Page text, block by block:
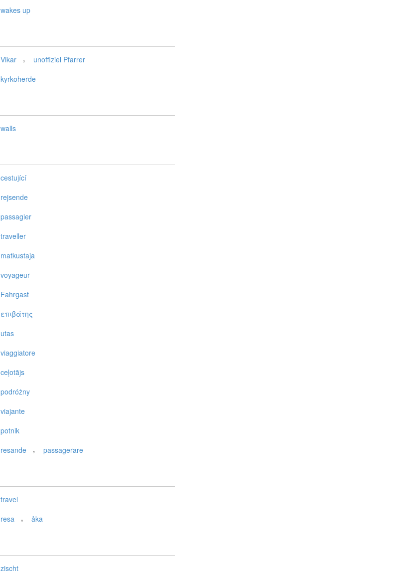
wakes up
Vikar , unoffiziel Pfarrer
kyrkoherde
walls
cestující
rejsende
passagier
traveller
matkustaja
voyageur
Fahrgast
επιβάτης
utas
viaggiatore
ceļotājs
podróżny
viajante
potnik
resande , passagerare
travel
resa , åka
zischt